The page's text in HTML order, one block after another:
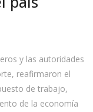
y las autoridades
reafirmaron el
de trabajo,
de la economía